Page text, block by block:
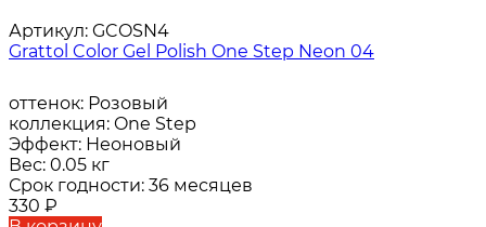
Артикул: GCOSN4
Grattol Color Gel Polish One Step Neon 04
оттенок: Розовый
коллекция: One Step
Эффект: Неоновый
Вес: 0.05 кг
Срок годности: 36 месяцев
330 ₽